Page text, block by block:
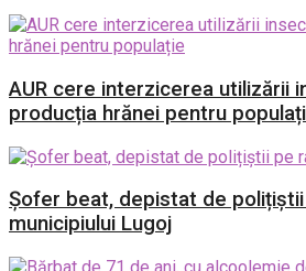
AUR cere interzicerea utilizării
producția hrănei pentru
Șofer beat, depistat de
municipiului Lugoj